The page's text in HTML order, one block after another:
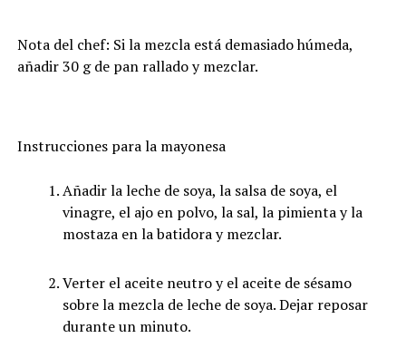
Nota del chef: Si la mezcla está demasiado húmeda,
añadir 30 g de pan rallado y mezclar.
Instrucciones para la mayonesa
Añadir la leche de soya, la salsa de soya, el
vinagre, el ajo en polvo, la sal, la pimienta y la
mostaza en la batidora y mezclar.
Verter el aceite neutro y el aceite de sésamo
sobre la mezcla de leche de soya. Dejar reposar
durante un minuto.